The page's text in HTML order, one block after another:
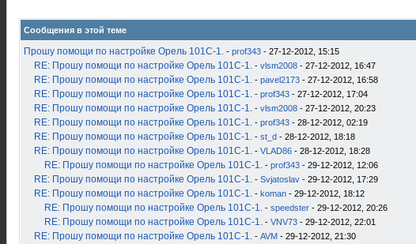
Сообщения в этой теме
Прошу помощи по настройке Орель 101С-1. - prof343 - 27-12-2012, 15:15
RE: Прошу помощи по настройке Орель 101С-1. - vlsm2008 - 27-12-2012, 16:47
RE: Прошу помощи по настройке Орель 101С-1. - pavel2173 - 27-12-2012, 16:58
RE: Прошу помощи по настройке Орель 101С-1. - prof343 - 27-12-2012, 17:04
RE: Прошу помощи по настройке Орель 101С-1. - vlsm2008 - 27-12-2012, 20:23
RE: Прошу помощи по настройке Орель 101С-1. - prof343 - 28-12-2012, 02:19
RE: Прошу помощи по настройке Орель 101С-1. - st_d - 28-12-2012, 18:18
RE: Прошу помощи по настройке Орель 101С-1. - VLAD86 - 28-12-2012, 18:28
RE: Прошу помощи по настройке Орель 101С-1. - prof343 - 29-12-2012, 12:06
RE: Прошу помощи по настройке Орель 101С-1. - Svjatoslav - 29-12-2012, 17:29
RE: Прошу помощи по настройке Орель 101С-1. - koman - 29-12-2012, 18:12
RE: Прошу помощи по настройке Орель 101С-1. - speedster - 29-12-2012, 20:26
RE: Прошу помощи по настройке Орель 101С-1. - VNV73 - 29-12-2012, 22:01
RE: Прошу помощи по настройке Орель 101С-1. - AVM - 29-12-2012, 21:30